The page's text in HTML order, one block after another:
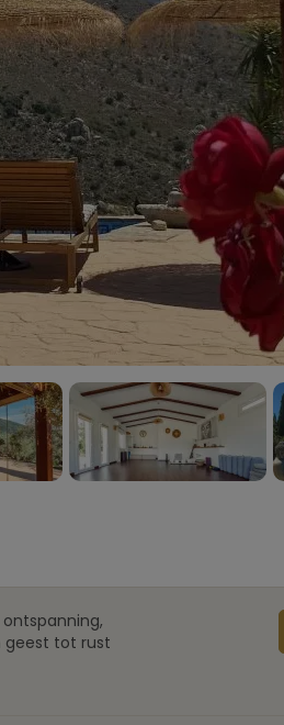
geest tot rust